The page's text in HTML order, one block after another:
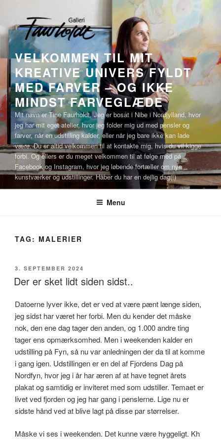
indhold
VELKOMMEN TIL MIT
KREATIVE UNIVERS FYLDT
MED FARVER – OG IKKE
MINDST FARVEGLÆDE
Mit navn er Tine Faurholdt. Jeg er bosat i Nibe i Nordjylland, hvor
jeg har mit eget atelier, hvor jeg folder mig ud med pensler og
farver, når en udstilling kalder, eller når jeg bare ikke kan lade
være. Du er altid velkommen til at kontakte mig, hvis du vil kigge
forbi. Og ellers er du meget velkommen til at følge med på
Facebook og Instagram, hvor jeg løbende fortæller om nye
kunstværker og udstillinger. Håber du har en dejlig dag(!)
Menu
TAG: MALERIER
UDGIVET
DEN
3. SEPTEMBER 2024
Der er sket lidt siden sidst..
Datoerne lyver ikke, det er ved at være pænt længe siden,
jeg sidst har været her forbi. Men du kender det måske
nok, den ene dag tager den anden, og 1.000 andre ting
tager ens opmærksomhed. Men i weekenden kalder en
udstilling på Fyn, så nu var anledningen der da til at komme
i gang igen. Udstillingen er en del af Fjordens Dag på
Nordfyn, hvor jeg i år har æren af at have tegnet årets
plakat og samtidig er inviteret med som udstiller. Temaet er
livet ved fjorden og jeg har gang i penslerne. Lige nu er
sidste hånd ved at blive lagt på disse par størrelser.
Måske vi ses i weekenden. Det kunne være hyggeligt. Kh